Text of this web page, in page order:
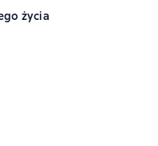
życia
0 на основе 0 оценок